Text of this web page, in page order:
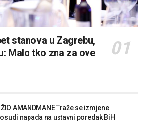
stanova u Zagrebu,
Malo tko zna za ove
AMANDMANE Traže se izmjene
napada na ustavni poredak BiH